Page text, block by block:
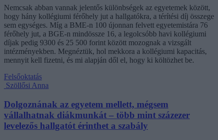
Nemcsak abban vannak jelentős különbségek az egyetemek között,
hogy hány kollégiumi férőhely jut a hallgatókra, a térítési díj összege
sem egységes. Míg a BME-n 100 újonnan felvett egyetemistára 76
férőhely jut, a BGE-n mindössze 16, a legolcsóbb havi kollégiumi
díjak pedig 9300 és 25 500 forint között mozognak a vizsgált
intézményekben. Megnéztük, hol mekkora a kollégiumi kapacitás,
mennyit kell fizetni, és mi alapján dől el, hogy ki költözhet be.
Felsőoktatás
Szöllősi Anna
Dolgoznának az egyetem mellett, mégsem
vállalhatnak diákmunkát – több mint százezer
levelezős hallgatót érinthet a szabály